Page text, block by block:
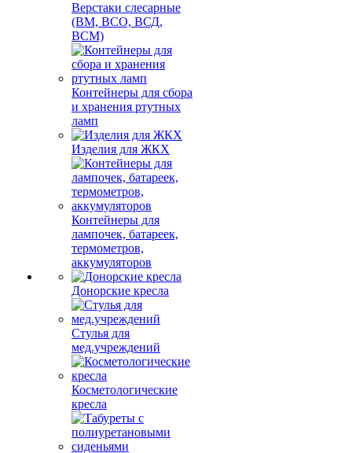
Верстаки слесарные
(ВМ, ВСО, ВСД,
ВСМ)
Контейнеры для сбора
и хранения ртутных
ламп
Изделия для ЖКХ
Контейнеры для
лампочек, батареек,
термометров,
аккумуляторов
Донорские кресла
Стулья для
мед.учреждений
Косметологические
кресла